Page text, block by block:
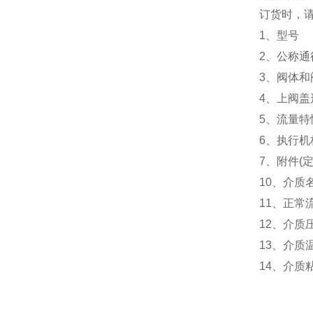
订货时，
1、型号
2、公称
3、阀体
4、上阀盖
5、流量特
6、执行
7、附件(
10、介质
11、正常
12、介质
13、介质
14、介质